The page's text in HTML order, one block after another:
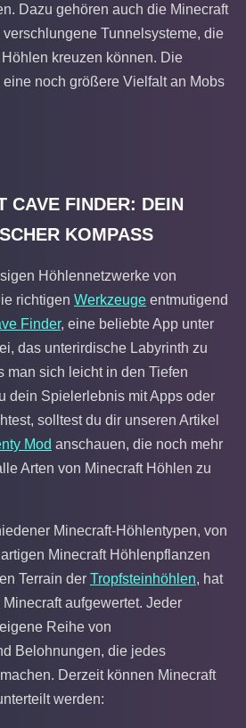
Dazu gehören auch die Minecraft
verschlungene Tunnelsysteme, die
kreuzen können. Die
noch größere Vielfalt an Mobs
CAVE FINDER: DEIN
KOMPASS
Höhlennetzwerke von
richtigen Werkzeuge entmutigend
Finder, eine beliebte App unter
das unterirdische Labyrinth zu
man sich leicht in den Tiefen
dein Spielerlebnis mit Apps oder
solltest du dir unseren Artikel
Mod anschauen, die noch mehr
Arten von Minecraft Höhlen zu
Minecraft-Höhlentypen, von
Minecraft Höhlenpflanzen
Terrain der Tropfsteinhöhlen, hat
aufgewertet. Jeder
Reihe von
Belohnungen, die jedes
Derzeit können Minecraft
werden: